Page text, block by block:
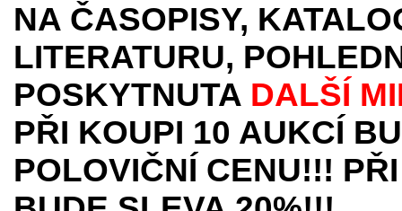
NA ČASOPISY,
LITERATURU,
POSKYTNUTA DALŠÍ
PŘI KOUPI 10 AUKCÍ
POLOVIČNÍ CENU!!!